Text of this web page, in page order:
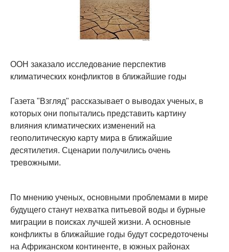
ООН заказало исследование перспектив
климатических конфликтов в ближайшие годы
Газета "Взгляд" рассказывает о выводах ученых, в
которых они попытались представить картину
влияния климатических изменений на
геополитическую карту мира в ближайшие
десятилетия. Сценарии получились очень
тревожными.
По мнению ученых, основными проблемами в мире
будущего станут нехватка питьевой воды и бурные
миграции в поисках лучшей жизни. А основные
конфликты в ближайшие годы будут сосредоточены
на Африканском континенте, в южных районах